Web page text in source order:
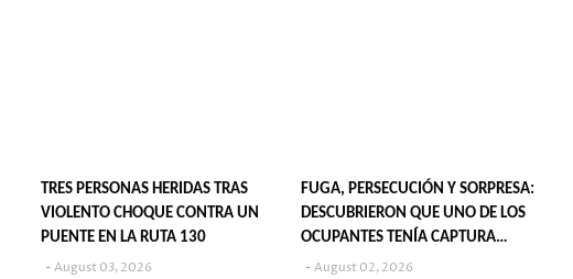
TRES PERSONAS HERIDAS TRAS
VIOLENTO CHOQUE CONTRA UN
PUENTE EN LA RUTA 130
August 03, 2026
FUGA, PERSECUCIÓN Y SORPRESA:
DESCUBRIERON QUE UNO DE LOS
OCUPANTES TENÍA CAPTURA
VIGENTE
August 02, 2026